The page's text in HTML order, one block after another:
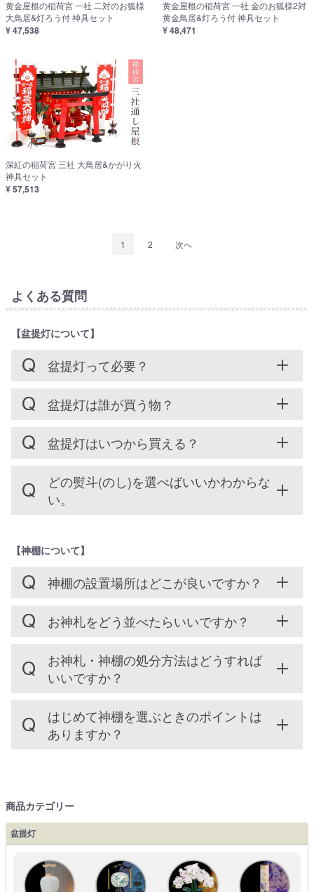
黄金屋根の稲荷宮 一社 二対のお狐様
大鳥居&灯ろう付 神具セット
¥ 47,538
黄金屋根の稲荷宮 一社 金のお狐様2対
黄金鳥居&灯ろう付 神具セット
¥ 48,471
深紅の稲荷宮 三社 大鳥居&かがり火
神具セット
¥ 57,513
1 2 次へ
よくある質問
【盆提灯について】
盆提灯って必要？
盆提灯は誰が買う物？
盆提灯はいつから買える？
どの熨斗(のし)を選べばいいかわからな
い。
【神棚について】
神棚の設置場所はどこが良いですか？
お神札をどう並べたらいいですか？
お神札・神棚の処分方法はどうすれば
いいですか？
はじめて神棚を選ぶときのポイントは
ありますか？
商品カテゴリー
盆提灯